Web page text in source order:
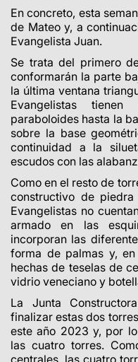
En concreto, esta
de Mateo y, a
Evangelista Juan.
Se trata del primero
conformarán la parte
la última ventana
Evangelistas
paraboloides hasta la
sobre la base
continuidad a la
escudos con las
Como en el resto de
constructivo de
Evangelistas no
armado en las
incorporan las
forma de palmas y,
hechas de teselas de
vidrio veneciano y
La Junta
finalizar estas dos
este año 2023 y, por
las cuatro torres.